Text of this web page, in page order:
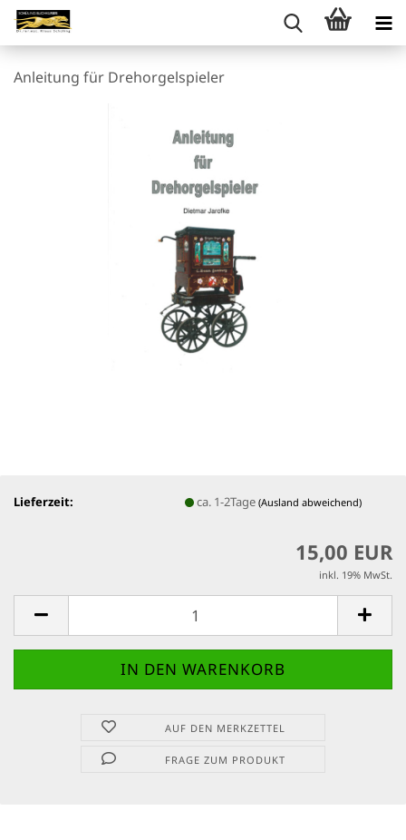
Anleitung für Drehorgelspieler
Lieferzeit: ca. 1-2Tage(Ausland abweichend)
15,00 EUR
inkl. 19% MwSt.
AUF DEN MERKZETTEL
FRAGE ZUM PRODUKT